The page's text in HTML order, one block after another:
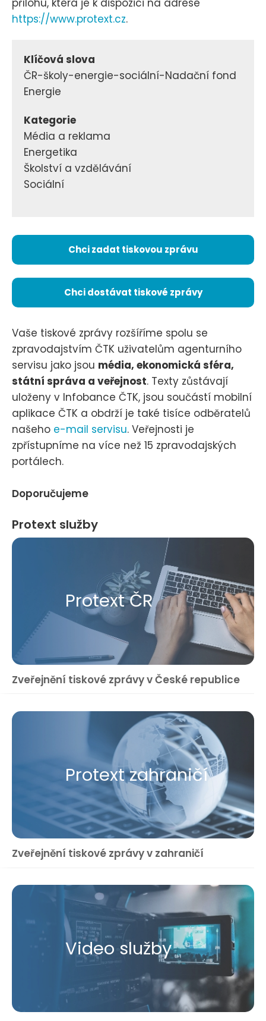
https://www.protext.cz.
Klíčová slova
ČR-školy-energie-sociální-Nadační fond
Energie
Kategorie
Média a reklama
Energetika
Školství a vzdělávání
Sociální
Chci zadat tiskovou zprávu
Chci dostávat tiskové zprávy
Vaše tiskové zprávy rozšíříme spolu se
zpravodajstvím ČTK uživatelům agenturního
servisu jako jsou média, ekonomická sféra,
státní správa a veřejnost. Texty zůstávají
uloženy v Infobance ČTK, jsou součástí mobilní
aplikace ČTK a obdrží je také tisíce odběratelů
našeho e-mail servisu. Veřejnosti je
zpřístupníme na více než 15 zpravodajských
portálech.
Doporučujeme
Protext služby
Protext ČR
Zveřejnění tiskové zprávy v České republice
Protext zahraničí
Zveřejnění tiskové zprávy v zahraničí
Video služby